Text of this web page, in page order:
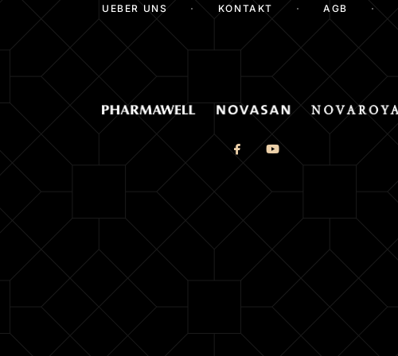
UEBER UNS KONTAKT AGB